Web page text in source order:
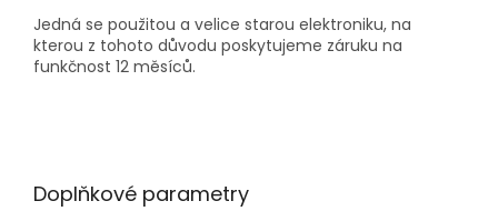
Jedná se použitou a velice starou elektroniku, na
kterou z tohoto důvodu poskytujeme záruku na
funkčnost 12 měsíců.
Doplňkové parametry